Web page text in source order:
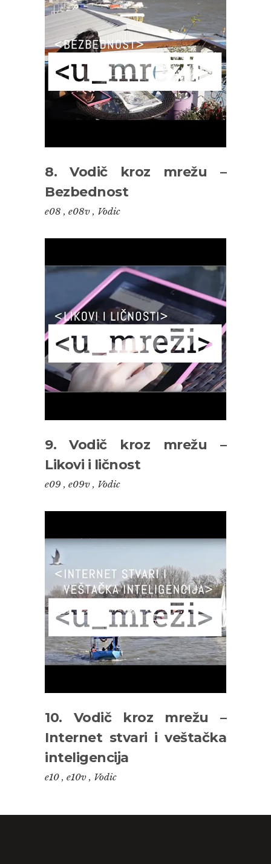
8. Vodič kroz mrežu –
Bezbednost
e08 , e08v , Vodic
9. Vodič kroz mrežu –
Likovi i ličnost
e09 , e09v , Vodic
10. Vodič kroz mrežu –
Internet stvari i veštačka
inteligencija
e10 , e10v , Vodic